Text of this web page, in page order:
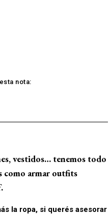
vestidos… tenemos todo
como armar outfits
la ropa, si querés asesorar
nota: